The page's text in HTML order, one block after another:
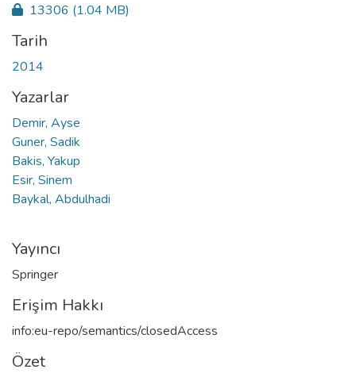
13306 (1.04 MB)
Tarih
2014
Yazarlar
Demir, Ayse
Guner, Sadik
Bakis, Yakup
Esir, Sinem
Baykal, Abdulhadi
Yayıncı
Springer
Erişim Hakkı
info:eu-repo/semantics/closedAccess
Özet